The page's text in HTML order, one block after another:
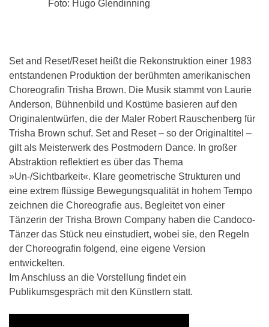
Foto: Hugo Glendinning
Set and Reset/Reset heißt die Rekonstruktion einer 1983
entstandenen Produktion der berühmten amerikanischen
Choreografin Trisha Brown. Die Musik stammt von Laurie
Anderson, Bühnenbild und Kostüme basieren auf den
Originalentwürfen, die der Maler Robert Rauschenberg für
Trisha Brown schuf. Set and Reset – so der Originaltitel –
gilt als Meisterwerk des Postmodern Dance. In großer
Abstraktion reflektiert es über das Thema
»Un-/Sichtbarkeit«. Klare geometrische Strukturen und
eine extrem flüssige Bewegungsqualität in hohem Tempo
zeichnen die Choreografie aus. Begleitet von einer
Tänzerin der Trisha Brown Company haben die Candoco-
Tänzer das Stück neu einstudiert, wobei sie, den Regeln
der Choreografin folgend, eine eigene Version
entwickelten.
Im Anschluss an die Vorstellung findet ein
Publikumsgespräch mit den Künstlern statt.